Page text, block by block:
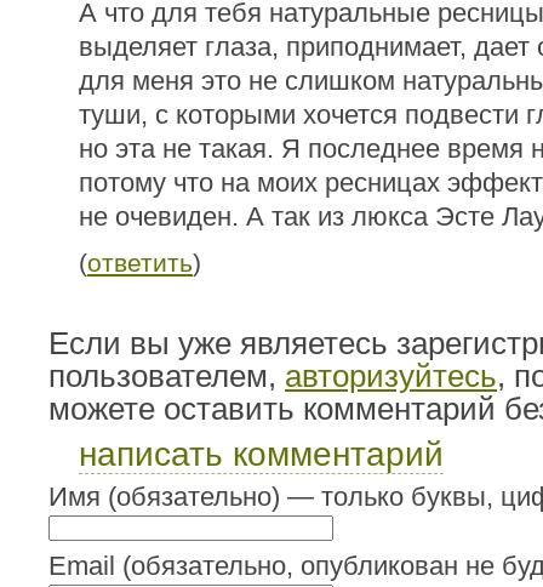
А что для тебя натуральные
выделяет глаза, приподнимает,
для меня это не слишком
туши, с которыми хочется подвести
но эта не такая. Я последнее время
потому что на моих ресницах
не очевиден. А так из люкса Эсте
(ответить)
Если вы уже являетесь
пользователем, авторизуйтесь,
можете оставить комментарий
написать комментарий
Имя (обязательно) — только буквы,
Email (обязательно, опубликован не